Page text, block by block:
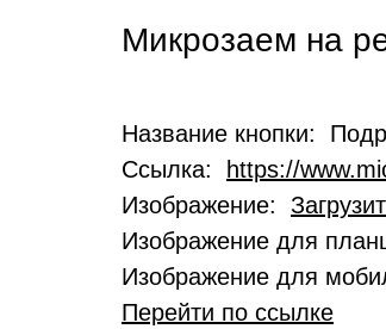
Микрозаем на
Название кнопки:
Ссылка:
https://
Изображение:
Изображение для
Изображение для
Перейти по ссылке